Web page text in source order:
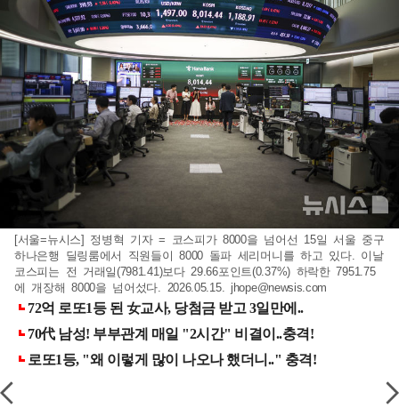
[서울=뉴시스] 정병혁 기자 = 코스피가 8000을 넘어선 15일 서울 중구
하나은행 딜링룸에서 직원들이 8000 돌파 세리머니를 하고 있다. 이날
코스피는 전 거래일(7981.41)보다 29.66포인트(0.37%) 하락한 7951.75
에 개장해 8000을 넘어섰다. 2026.05.15. jhope@newsis.com